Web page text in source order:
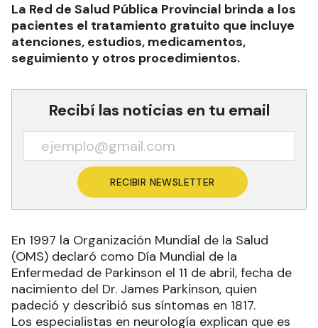
La Red de Salud Pública Provincial brinda a los
pacientes el tratamiento gratuito que incluye
atenciones, estudios, medicamentos,
seguimiento y otros procedimientos.
Recibí las noticias en tu email
RECIBIR NEWSLETTER
En 1997 la Organización Mundial de la Salud
(OMS) declaró como Día Mundial de la
Enfermedad de Parkinson el 11 de abril, fecha de
nacimiento del Dr. James Parkinson, quien
padeció y describió sus síntomas en 1817.
Los especialistas en neurología explican que es